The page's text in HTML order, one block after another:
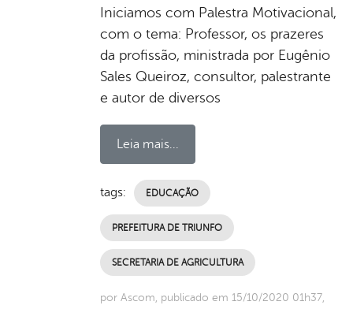
Iniciamos com Palestra Motivacional,
com o tema: Professor, os prazeres
da profissão, ministrada por Eugênio
Sales Queiroz, consultor, palestrante
e autor de diversos
Leia mais...
tags: EDUCAÇÃO
PREFEITURA DE TRIUNFO
SECRETARIA DE AGRICULTURA
por Ascom, publicado em 15/10/2020 01h37,